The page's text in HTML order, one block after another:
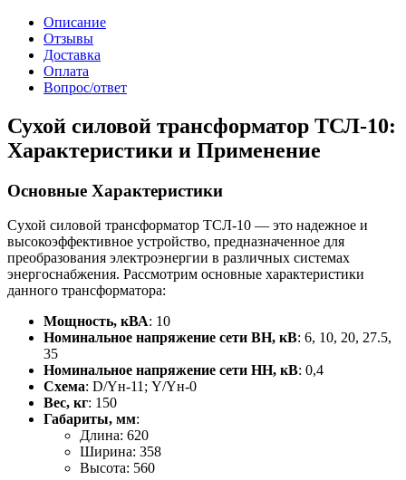
Описание
Отзывы
Доставка
Оплата
Вопрос/ответ
Сухой силовой трансформатор ТСЛ-10:
Характеристики и Применение
Основные Характеристики
Сухой силовой трансформатор ТСЛ-10 — это надежное и
высокоэффективное устройство, предназначенное для
преобразования электроэнергии в различных системах
энергоснабжения. Рассмотрим основные характеристики
данного трансформатора:
Мощность, кВА: 10
Номинальное напряжение сети ВН, кВ: 6, 10, 20, 27.5,
35
Номинальное напряжение сети НН, кВ: 0,4
Схема: D/Yн-11; Y/Yн-0
Вес, кг: 150
Габариты, мм:
Длина: 620
Ширина: 358
Высота: 560